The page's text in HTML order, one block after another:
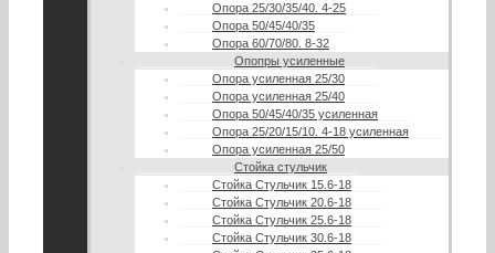
Опора 25/30/35/40. 4-25
Опора 50/45/40/35
Опора 60/70/80. 8-32
Опопры усиленные
Опора усиленная 25/30
Опора усиленная 25/40
Опора 50/45/40/35 усиленная
Опора 25/20/15/10. 4-18 усиленная
Опора усиленная 25/50
Стойка стульчик
Стойка Стульчик 15.6-18
Стойка Стульчик 20.6-18
Стойка Стульчик 25.6-18
Стойка Стульчик 30.6-18